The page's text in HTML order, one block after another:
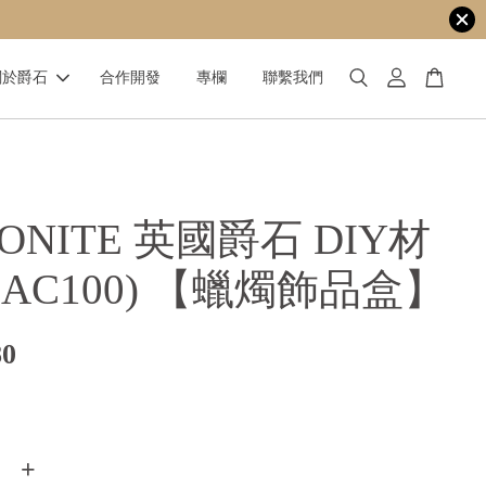
爵石 合作開發 專欄 聯繫我們
英國爵石 DIY材
【蠟燭飾品盒】
+